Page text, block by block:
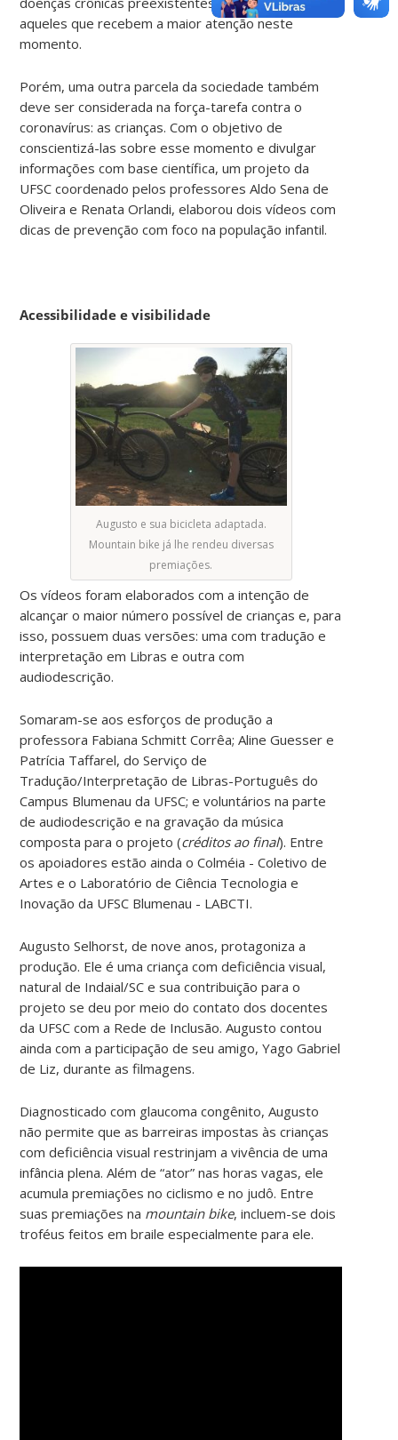
aqueles que recebem a maior atenção neste
momento.
Porém, uma outra parcela da sociedade também
deve ser considerada na força-tarefa contra o
coronavírus: as crianças. Com o objetivo de
conscientizá-las sobre esse momento e divulgar
informações com base científica, um projeto da
UFSC coordenado pelos professores Aldo Sena de
Oliveira e Renata Orlandi, elaborou dois vídeos com
dicas de prevenção com foco na população infantil.
Acessibilidade e visibilidade
Augusto e sua bicicleta adaptada.
Mountain bike já lhe rendeu diversas
premiações.
Os vídeos foram elaborados com a intenção de
alcançar o maior número possível de crianças e, para
isso, possuem duas versões: uma com tradução e
interpretação em Libras e outra com
audiodescrição.
Somaram-se aos esforços de produção a
professora Fabiana Schmitt Corrêa; Aline Guesser e
Patrícia Taffarel, do Serviço de
Tradução/Interpretação de Libras-Português do
Campus Blumenau da UFSC; e voluntários na parte
de audiodescrição e na gravação da música
composta para o projeto (créditos ao final). Entre
os apoiadores estão ainda o Colméia - Coletivo de
Artes e o Laboratório de Ciência Tecnologia e
Inovação da UFSC Blumenau - LABCTI.
Augusto Selhorst, de nove anos, protagoniza a
produção. Ele é uma criança com deficiência visual,
natural de Indaial/SC e sua contribuição para o
projeto se deu por meio do contato dos docentes
da UFSC com a Rede de Inclusão. Augusto contou
ainda com a participação de seu amigo, Yago Gabriel
de Liz, durante as filmagens.
Diagnosticado com glaucoma congênito, Augusto
não permite que as barreiras impostas às crianças
com deficiência visual restrinjam a vivência de uma
infância plena. Além de “ator” nas horas vagas, ele
acumula premiações no ciclismo e no judô. Entre
suas premiações na mountain bike, incluem-se dois
troféus feitos em braile especialmente para ele.